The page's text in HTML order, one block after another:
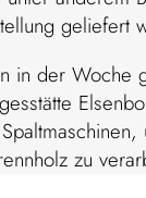
geliefert
in der Woche
zu